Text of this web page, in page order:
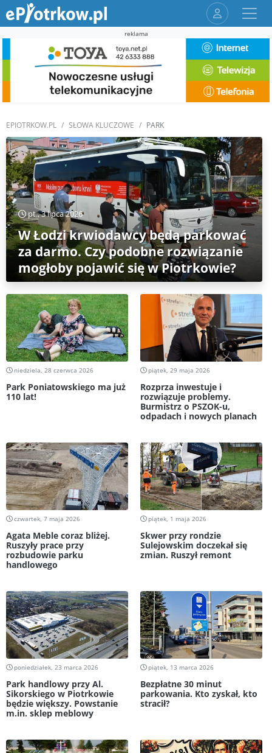
reklama
EPIOTRKOW.PL SŁOWA KLUCZOWE PARK
pt., 3 lipca 2026
W Łodzi krwiodawcy będą parkować
za darmo. Czy podobne rozwiązanie
mogłoby pojawić się w Piotrkowie?
niedziela, 28 czerwca 2026
Park Poniatowskiego ma już
110 lat!
piątek, 29 maja 2026
Rozprza inwestuje i
rozwiązuje problemy.
Burmistrz o PSZOK-u,
odpadach i nowych planach
czwartek, 7 maja 2026
Agata Meble coraz bliżej.
Ruszyły prace przy
rozbudowie parku
handlowego
piątek, 1 maja 2026
Skwer przy rondzie
Sulejowskim doczekał się
zmian. Ruszył remont
poniedziałek, 23 marca 2026
Park handlowy przy Al.
Sikorskiego w Piotrkowie
będzie większy. Powstanie
m.in. sklep meblowy
piątek, 13 marca 2026
Bezpłatne 30 minut
parkowania. Kto zyskał, kto
stracił?